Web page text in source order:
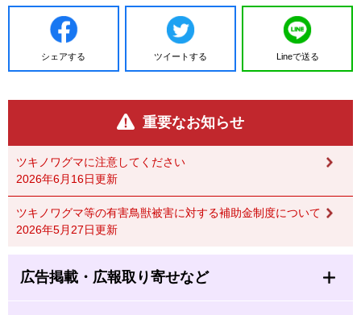
シェアする ツイートする Lineで送る
重要なお知らせ
ツキノワグマに注意してください
2026年6月16日更新
ツキノワグマ等の有害鳥獣被害に対する補助金制度について
2026年5月27日更新
広告掲載・広報取り寄せなど